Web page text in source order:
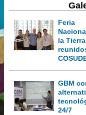
Feria
la Tierra
GBM
24/7